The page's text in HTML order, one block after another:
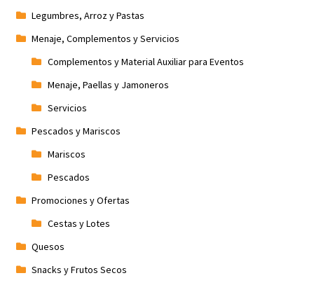
Legumbres, Arroz y Pastas
Menaje, Complementos y Servicios
Complementos y Material Auxiliar para Eventos
Menaje, Paellas y Jamoneros
Servicios
Pescados y Mariscos
Mariscos
Pescados
Promociones y Ofertas
Cestas y Lotes
Quesos
Snacks y Frutos Secos